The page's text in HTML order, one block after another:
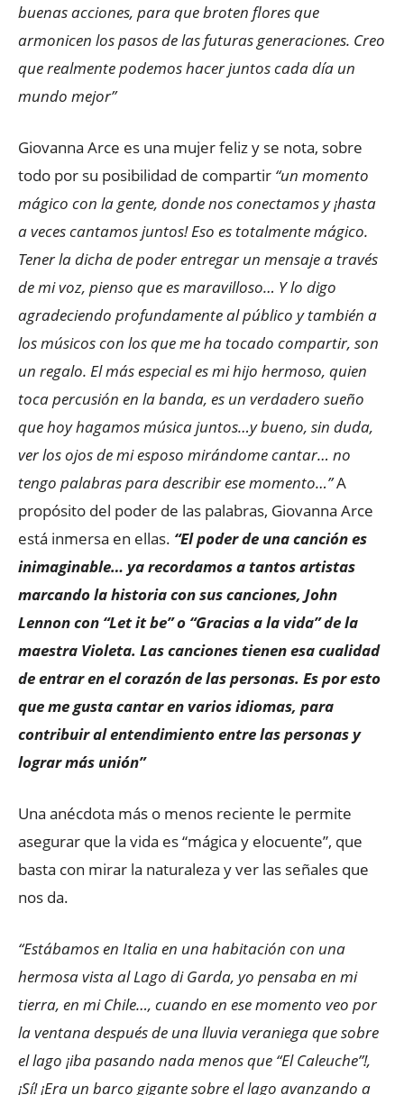
buenas acciones, para que broten flores que
armonicen los pasos de las futuras generaciones. Creo
que realmente podemos hacer juntos cada día un
mundo mejor”
Giovanna Arce es una mujer feliz y se nota, sobre
todo por su posibilidad de compartir “un momento
mágico con la gente, donde nos conectamos y ¡hasta
a veces cantamos juntos! Eso es totalmente mágico.
Tener la dicha de poder entregar un mensaje a través
de mi voz, pienso que es maravilloso… Y lo digo
agradeciendo profundamente al público y también a
los músicos con los que me ha tocado compartir, son
un regalo. El más especial es mi hijo hermoso, quien
toca percusión en la banda, es un verdadero sueño
que hoy hagamos música juntos…y bueno, sin duda,
ver los ojos de mi esposo mirándome cantar… no
tengo palabras para describir ese momento…”A
propósito del poder de las palabras, Giovanna Arce
está inmersa en ellas. “El poder de una canción es
inimaginable… ya recordamos a tantos artistas
marcando la historia con sus canciones, John
Lennon con “Let it be” o “Gracias a la vida” de la
maestra Violeta. Las canciones tienen esa cualidad
de entrar en el corazón de las personas. Es por esto
que me gusta cantar en varios idiomas, para
contribuir al entendimiento entre las personas y
lograr más unión”
Una anécdota más o menos reciente le permite
asegurar que la vida es “mágica y elocuente”, que
basta con mirar la naturaleza y ver las señales que
nos da.
“Estábamos en Italia en una habitación con una
hermosa vista al Lago di Garda, yo pensaba en mi
tierra, en mi Chile…, cuando en ese momento veo por
la ventana después de una lluvia veraniega que sobre
el lago ¡iba pasando nada menos que “El Caleuche”!,
¡Sí! ¡Era un barco gigante sobre el lago avanzando a